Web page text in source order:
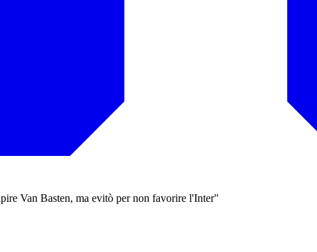
Van Basten, ma evitò per non favorire l'Inter"